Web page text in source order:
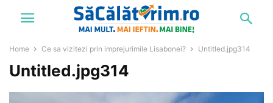
Home Ce sa vizitezi prin imprejurimile Lisabonei? Untitled.jpg314
Untitled.jpg314